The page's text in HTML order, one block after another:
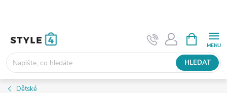
HLEDAT
NÁKUPNÍ
KOŠÍK
Dětské